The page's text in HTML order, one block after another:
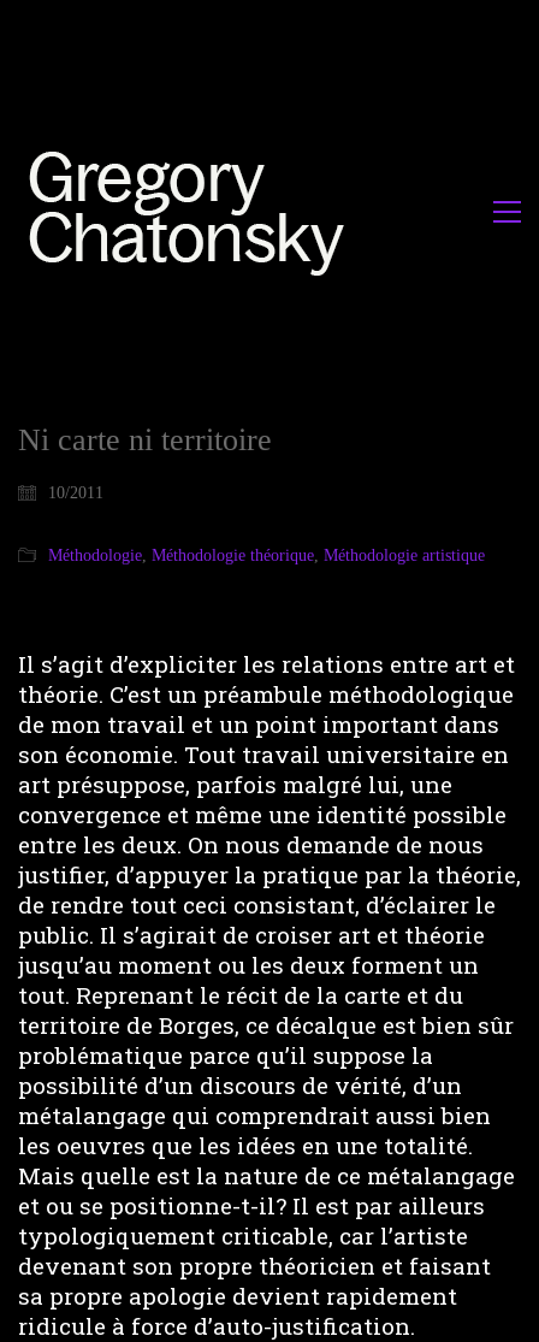
Ni carte ni territoire
10/2011
Méthodologie, Méthodologie théorique, Méthodologie artistique
Il s’agit d’expliciter les relations entre art et
théorie. C’est un préambule méthodologique
de mon travail et un point important dans
son économie. Tout travail universitaire en
art présuppose, parfois malgré lui, une
convergence et même une identité possible
entre les deux. On nous demande de nous
justifier, d’appuyer la pratique par la théorie,
de rendre tout ceci consistant, d’éclairer le
public. Il s’agirait de croiser art et théorie
jusqu’au moment ou les deux forment un
tout. Reprenant le récit de la carte et du
territoire de Borges, ce décalque est bien sûr
problématique parce qu’il suppose la
possibilité d’un discours de vérité, d’un
métalangage qui comprendrait aussi bien
les oeuvres que les idées en une totalité.
Mais quelle est la nature de ce métalangage
et ou se positionne-t-il? Il est par ailleurs
typologiquement criticable, car l’artiste
devenant son propre théoricien et faisant
sa propre apologie devient rapidement
ridicule à force d’auto-justification.